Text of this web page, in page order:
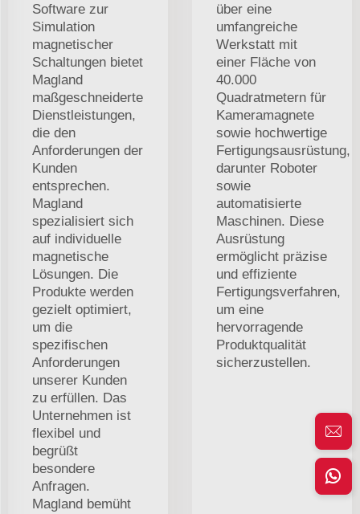
Software zur
Simulation
magnetischer
Schaltungen bietet
Magland
maßgeschneiderte
Dienstleistungen,
die den
Anforderungen der
Kunden
entsprechen.
Magland
spezialisiert sich
auf individuelle
magnetische
Lösungen. Die
Produkte werden
gezielt optimiert,
um die
spezifischen
Anforderungen
unserer Kunden
zu erfüllen. Das
Unternehmen ist
flexibel und
begrüßt
besondere
Anfragen.
Magland bemüht
über eine
umfangreiche
Werkstatt mit
einer Fläche von
40.000
Quadratmetern für
Kameramagnete
sowie hochwertige
Fertigungsausrüstung,
darunter Roboter
sowie
automatisierte
Maschinen. Diese
Ausrüstung
ermöglicht präzise
und effiziente
Fertigungsverfahren,
um eine
hervorragende
Produktqualität
sicherzustellen.